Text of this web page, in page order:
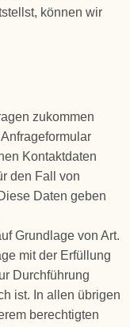
können wir
zukommen
Kontaktdaten
den Fall von
Daten geben
Grundlage von Art.
mit der Erfüllung
Durchführung
ist. In allen übrigen
berechtigten